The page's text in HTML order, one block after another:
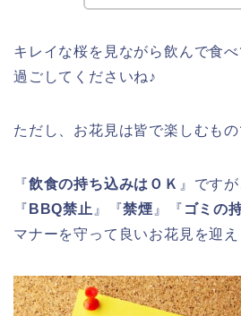
キレイな桜を見ながら飲んで食
過ごしてくださいね♪
ただし、お花見は皆で楽しむもの
『飲食の持ち込みはＯＫ 』です
『 BBQ禁止 』『禁煙 』『 ゴミの
マナーを守って良いお花見を迎え